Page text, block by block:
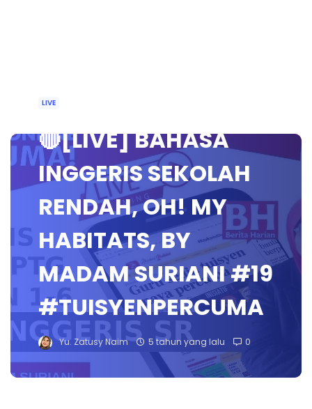
LIVE
🔴[LIVE] BAHASA
INGGERIS SEKOLAH
RENDAH, OH! MY
HABITATS, BY
MADAM SURIANI #19
#TUISYENPERCUMA
Yu. Zatusy Naim 5 tahun yang lalu 0